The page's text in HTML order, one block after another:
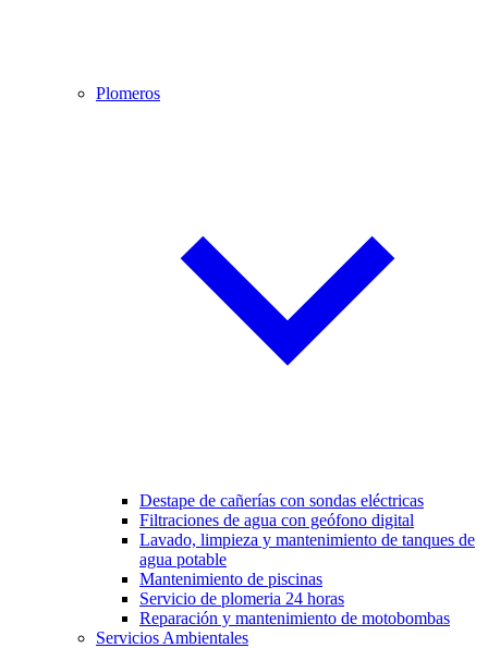
Plomeros
Destape de cañerías con sondas eléctricas
Filtraciones de agua con geófono digital
Lavado, limpieza y mantenimiento de tanques de
agua potable
Mantenimiento de piscinas
Servicio de plomeria 24 horas
Reparación y mantenimiento de motobombas
Servicios Ambientales